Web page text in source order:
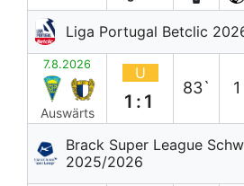
Liga Portugal Betclic
7.8.2026
Auswärts
U
1:1
83` 1
Brack Super League
2025/2026